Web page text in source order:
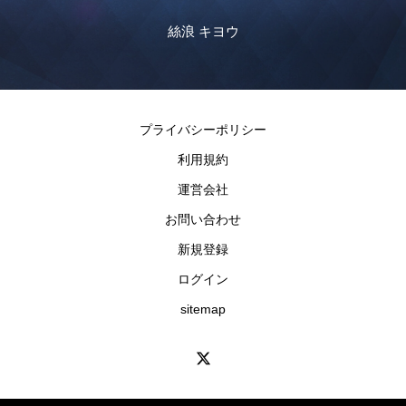
プライバシーポリシー
利用規約
運営会社
お問い合わせ
新規登録
ログイン
sitemap